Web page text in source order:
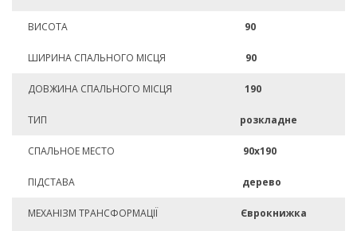
ВИСОТА 90
ШИРИНА СПАЛЬНОГО МІСЦЯ 90
ДОВЖИНА СПАЛЬНОГО МІСЦЯ 190
ТИП розкладне
СПАЛЬНОЕ МЕСТО 90х190
ПІДСТАВА дерево
МЕХАНІЗМ ТРАНСФОРМАЦІЇ Єврокнижка